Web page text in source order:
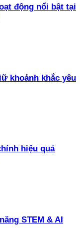
động nổi bật tại
khoảnh khắc yêu
hiệu quả
STEM & AI